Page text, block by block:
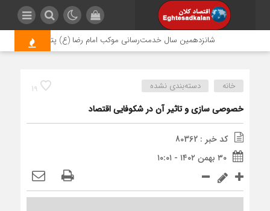
شانزدهمین سال خدمت‌رسانی موکب امام رضا (ع) پتروشیمی اروند؛
19 خانه دسته‌بندی نشده
خصوصی سازی و تاثیر آن در شکوفایی اقتصاد
کد خبر : 80362
۳۰ بهمن ۱۴۰۲ - ۱۰:۰۱